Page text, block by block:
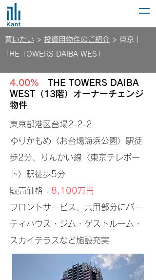
​買いたい > 投資用物件のご紹介 > 東京｜
THE TOWERS DAIBA WEST
4.00% ​THE TOWERS DAIBA
WEST（13階）オーナーチェンジ
物件
東京都港区台場2-2-2
ゆりかもめ〈お台場海浜公園〉駅徒
歩2分、りんかい線〈東京テレポー
ト〉駅徒歩5分
販売価格： 8,100万円
フロントサービス、共用部分にパー
ティハウス・ジム・ゲストルーム・
スカイテラスなど施設充実